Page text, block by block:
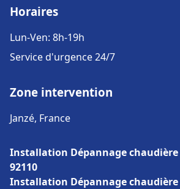
Horaires
Lun-Ven: 8h-19h
Service d'urgence 24/7
Zone intervention
Janzé, France
Installation Dépannage chaudière
92110
Installation Dépannage chaudière